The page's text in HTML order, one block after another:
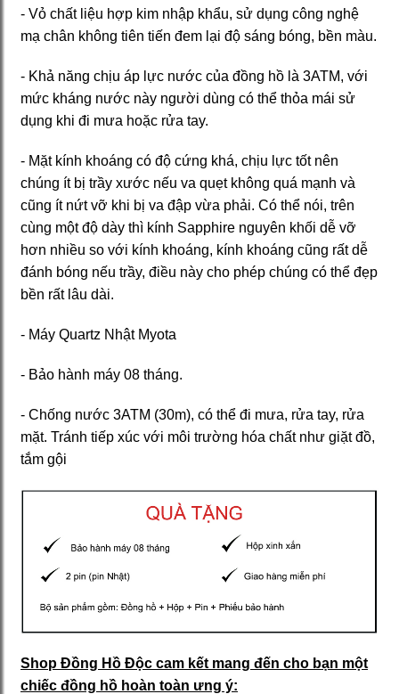
- Vỏ chất liệu hợp kim nhập khẩu, sử dụng công nghệ
mạ chân không tiên tiến đem lại độ sáng bóng, bền màu.
- Khả năng chịu áp lực nước của đồng hồ là 3ATM, với
mức kháng nước này người dùng có thể thỏa mái sử
dụng khi đi mưa hoặc rửa tay.
- Mặt kính khoáng có độ cứng khá, chịu lực tốt nên
chúng ít bị trầy xước nếu va quẹt không quá mạnh và
cũng ít nứt vỡ khi bị va đập vừa phải. Có thể nói, trên
cùng một độ dày thì kính Sapphire nguyên khối dễ vỡ
hơn nhiều so với kính khoáng, kính khoáng cũng rất dễ
đánh bóng nếu trầy, điều này cho phép chúng có thể đẹp
bền rất lâu dài.
- Máy Quartz Nhật Myota
- Bảo hành máy 08 tháng.
- Chống nước 3ATM (30m), có thể đi mưa, rửa tay, rửa
mặt. Tránh tiếp xúc với môi trường hóa chất như giặt đồ,
tắm gội
Shop Đồng Hồ Độc cam kết mang đến cho bạn một
chiếc đồng hồ hoàn toàn ưng ý: